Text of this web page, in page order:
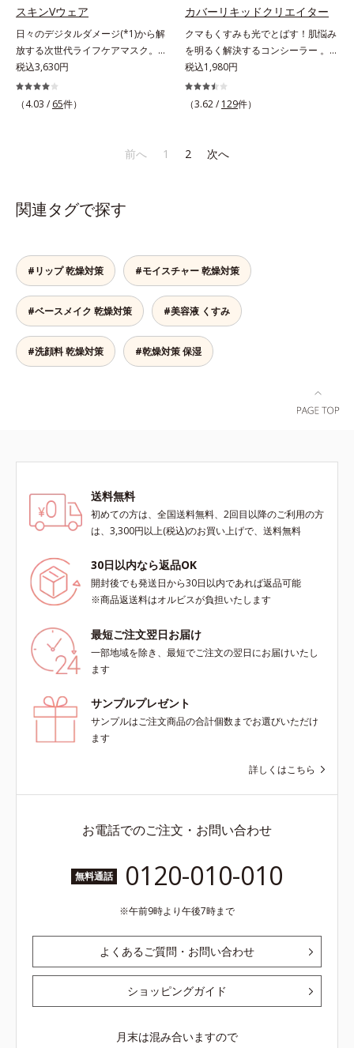
コリン・メタクリル酸ブチル共重合
体液*2 メラニンの生成を抑え、シ
ミ・ソバカスを防ぐ*3 日本化粧品
業界で初めてメラニンの第三のルー
トに着目し、日本放射線影響学会第
53回大会で2010年10月に初めて発
ラノサイトまで*7 シミ・ソバカス
が肌表面にあらわれること*8 L-ア
ルコ樹皮エキス、油溶性甘草エキス
*3 うるおいにより透明感のある肌
*4 日本化粧品業界で初めてメラニ
ンの第三のルートに着目し、日本放
射線影響学会第53回大会で2010年
おいによる*6 メラノサイトまで*7
L-アスコルビン酸 2-グルコシド*8
キス(2)*9 乾燥など
C(*7)」を採用。肌奥(*5)まで浸透
ラニンの生成を食い止めます。また
オルビス独自成分の「ブライトVC
コンプレックス(*8)」が、透明感を
阻害する原因(*9)にアプローチしま
す。さらに肌表面のなめらかさやみ
性、2種の保湿成分も配合し、透明
きを生かして澄み渡る、輝き透明肌
イプ（普通肌～乾性肌）*1 メラニ
ンの生成を抑え、シミ・ソバカスを
防ぐ*2 日本化粧品業界で初めてメ
ラニンの第三のルートに着目し、日
本放射線影響学会第53回大会で
2010年10月に初めて発表したこと
*3 うるおいにより透明感のある肌
ミンCとブライトVCコンプレックス
は配合されていません。
発しました。保湿成分×マッサージ
乾燥をケアして目元スッキリ。さら
にワイルドタイムエキス(*5)が肌の
キメを整え、ブライトニングフィル
ター(*6)が光をコントロールして目
元のくすみを払い、透明感のある目
スティックをササッとすべらせるだ
イテムです。*1 肌の乾燥、キメの
乱れ*2 メイク効果による*3 乾燥に
よる*4 マッサージ効果による*5 乾
燥によるくすみをケアする植物性保
湿成分*6 ブライトニングフィルタ
ー（酸化チタン、シリカ、マイカ、
酸化鉄、トリメトキシシリルジメチ
スキンVウェア
日々のデジタルダメージ(*1)から解
放する次世代ライフケアマスク。手
放せない存在となったPCやスマー
トフォンなどのデジタルデバイス。
現代人のライフスタイルでは、1日
も。PCやスマートフォンの液晶画
こされ、肌のバリア機能が低下して
しまいます。また、肌のハリ感が失
根本原因に着目。「デバイスダメー
ジ(*1)クリアエキス(*3)」を配合
し、ブルーライトを浴びても揺らぎ
にくい肌へ整えます。また、スター
ン(*5)配合で、ほうれい線やフェイ
スラインにアプローチ。さらに月桃
クトにケア(*7)。ストレッチ性の高
くみにアプローチ(*7)します。新発
想(*8)のスキンVウェアで、日々の
デジタルダメージから解放。デバイ
スが提案します。*1 肌の乾燥、キ
メの乱れ*2 2019年9月実施 グルー
プインタビューより抜粋（N＝20代
後半：4人、40代前半：1人）*3 肌
の乾燥によるくすみ、キメの乱れを
ケアする植物性保湿成分＝ビルベリ
レンシ葉エキス*5 乾燥による肌の
くすみをケアする保湿成分＝グルコ
シルヘスペリジン*6 肌にうるおい
とハリを与える植物性保湿成分＝ゲ
税込3,630円
（4.03 / 65件）
カバーリキッドクリエイター
クマもくすみも光でとばす！肌悩み
を明るく解決するコンシーラー 。
クマやくすみ(*)、年齢肌の抱えるお
悩みを、光で飛ばしてカバーするコ
ンシーラーです。黄ぐすみをカバー
してアラを見せず、自然に肌悩みを
くすみに働きかける成分に2種のヒ
アルロン酸を配合した肌にやさしい
処方で、うるおうハリ肌へと整えま
す。* 乾燥による
税込1,980円
（3.62 / 129件）
前へ 1 2 次へ
関連タグで探す
#リップ 乾燥対策 #モイスチャー 乾燥対策
#ベースメイク 乾燥対策 #美容液 くすみ
#洗顔料 乾燥対策 #乾燥対策 保湿
送料無料
初めての方は、全国送料無料、2回目以降のご利用の方
は、3,300円以上(税込)のお買い上げで、送料無料
30日以内なら返品OK
開封後でも発送日から30日以内であれば返品可能
※商品返送料はオルビスが負担いたします
最短ご注文翌日お届け
一部地域を除き、最短でご注文の翌日にお届けいたし
ます
サンプルプレゼント
サンプルはご注文商品の合計個数までお選びいただけ
ます
詳しくはこちら
お電話でのご注文・お問い合わせ
無料通話 0120-010-010
午前9時より午後7時まで
よくあるご質問・お問い合わせ
ショッピングガイド
月末は混み合いますので